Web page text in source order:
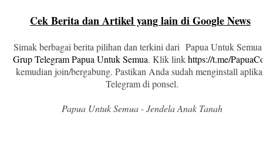
Cek Berita dan Artikel yang lain di Google News
Simak berbagai berita pilihan dan terkini dari Papua Untuk
Grup Telegram Papua Untuk Semua. Klik linkhttps://t.me/
kemudian join/bergabung. Pastikan Anda sudah menginstall
Telegram di ponsel.
Papua Untuk Semua - Jendela Anak Tanah